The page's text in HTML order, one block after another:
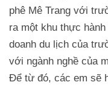
phê Mê Trang với
ra một khu thực
doanh du lịch của
với ngành nghề của
Để từ đó, các em sẽ